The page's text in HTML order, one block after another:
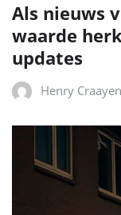
Als nieuws
waarde
updates
Henry Craayen